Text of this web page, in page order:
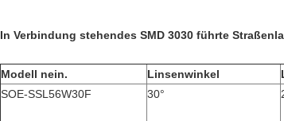
In Verbindung stehendes SMD 3030 führte
Modell nein. Linsenwinkel
SOE-SSL56W30F
30°